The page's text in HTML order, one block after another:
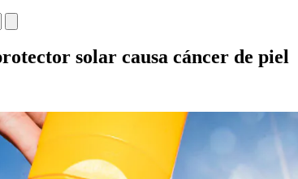
solar causa cáncer de piel